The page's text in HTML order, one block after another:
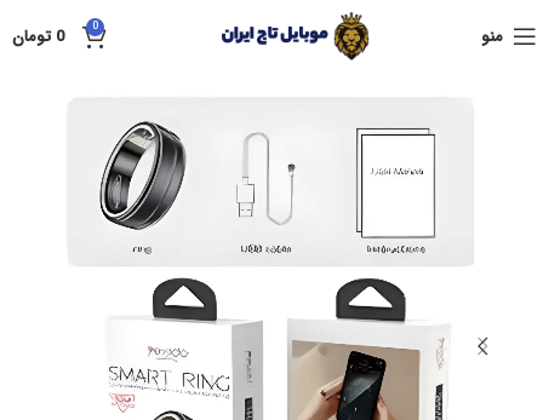
منو 0
0 تومان